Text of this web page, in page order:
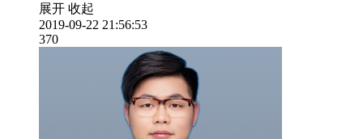
展开 收起
2019-09-22 21:56:53
370